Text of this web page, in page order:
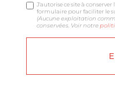
J'autorise ce site à
formulaire pour faciliter le
(Aucune exploitation
conservées. Voir notre